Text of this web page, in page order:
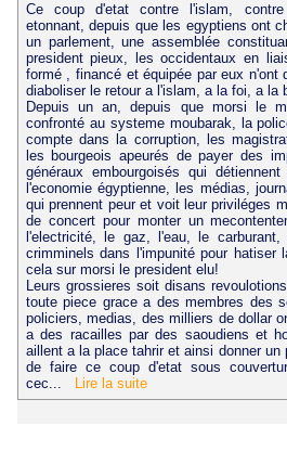
Ce coup d'etat contre l'islam,
etonnant, depuis que les egyptiens ont
un parlement, une assemblée
president pieux, les occidentaux en
formé , financé et équipée par eux n'ont
diaboliser le retour a l'islam, a la foi, a la
Depuis un an, depuis que morsi le
confronté au systeme moubarak, la
compte dans la corruption, les
les bourgeois apeurés de payer des
généraux embourgoisés qui
l'economie égyptienne, les médias,
qui prennent peur et voit leur priviléges
de concert pour monter un
l'electricité, le gaz, l'eau, le
crimminels dans l'impunité pour hatiser
cela sur morsi le president elu!
Leurs grossieres soit disans
toute piece grace a des membres des
policiers, medias, des milliers de dollar
a des racailles par des saoudiens et
aillent a la place tahrir et ainsi donner un
de faire ce coup d'etat sous
cec...
Lire la suite